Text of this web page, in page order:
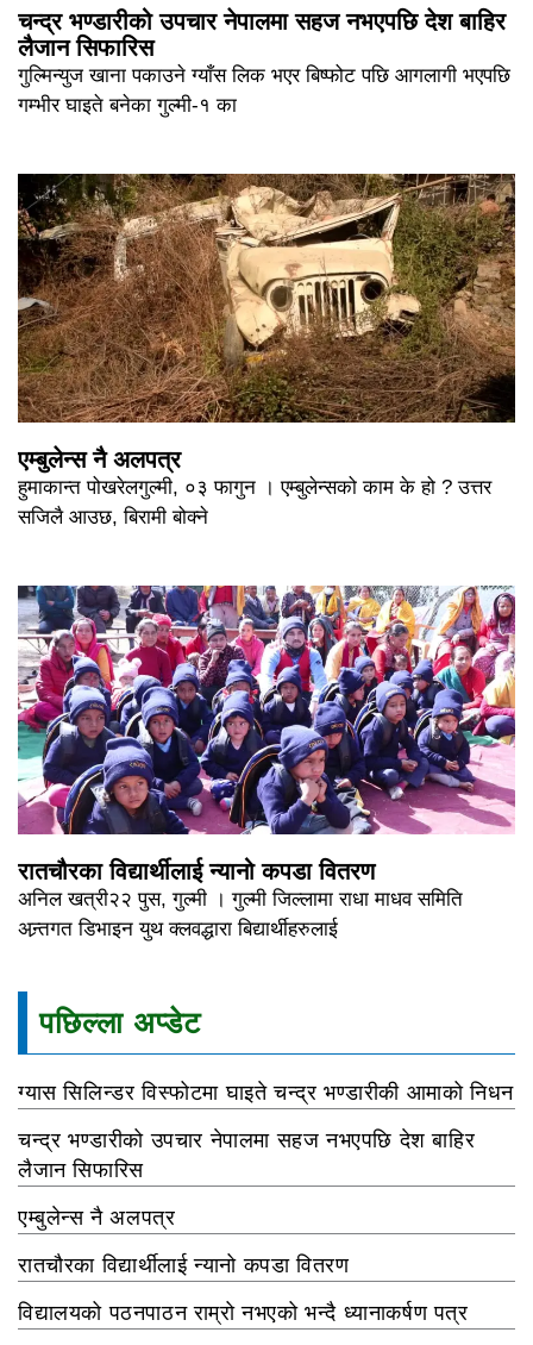
चन्द्र भण्डारीको उपचार नेपालमा सहज नभएपछि देश बाहिर
लैजान सिफारिस
गुल्मिन्युज खाना पकाउने ग्याँस लिक भएर बिष्फोट पछि आगलागी भएपछि
गम्भीर घाइते बनेका गुल्मी-१ का
एम्बुलेन्स नै अलपत्र
हुमाकान्त पोखरेलगुल्मी, ०३ फागुन । एम्बुलेन्सको काम के हो ? उत्तर
सजिलै आउछ, बिरामी बोक्ने
रातचौरका विद्यार्थीलाई न्यानो कपडा वितरण
अनिल खत्री२२ पुस, गुल्मी । गुल्मी जिल्लामा राधा माधव समिति
अन्र्तगत डिभाइन युथ क्लवद्धारा बिद्यार्थीहरुलाई
पछिल्ला अप्डेट
ग्यास सिलिन्डर विस्फोटमा घाइते चन्द्र भण्डारीकी आमाको निधन
चन्द्र भण्डारीको उपचार नेपालमा सहज नभएपछि देश बाहिर
लैजान सिफारिस
एम्बुलेन्स नै अलपत्र
रातचौरका विद्यार्थीलाई न्यानो कपडा वितरण
विद्यालयको पठनपाठन राम्रो नभएको भन्दै ध्यानाकर्षण पत्र